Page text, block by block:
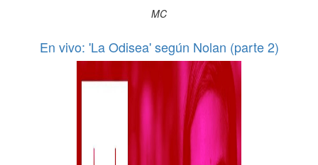
MC
En vivo: 'La Odisea' según Nolan (parte 2)